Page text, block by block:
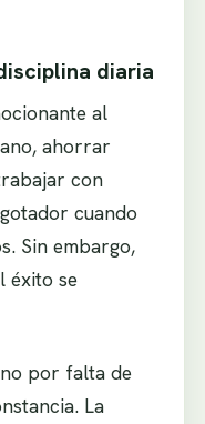
diaria
al
ahorrar
con
cuando
Sin embargo,
éxito se
por falta de
La